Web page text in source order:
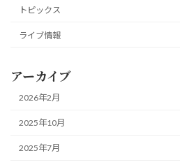
トピックス
ライブ情報
アーカイブ
2026年2月
2025年10月
2025年7月